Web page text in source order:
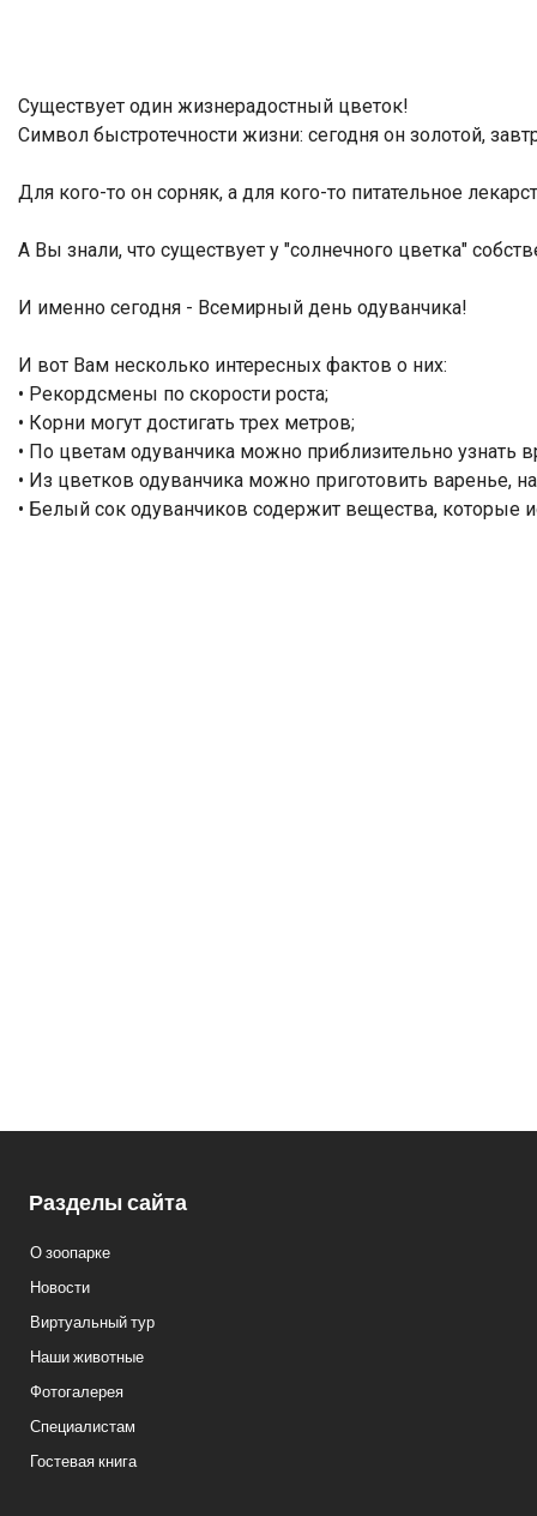
Существует один жизнерадостный цветок!
Символ быстротечности жизни: сегодня он золотой,
Для кого-то он сорняк, а для кого-то питательное
А Вы знали, что существует у "солнечного цветка"
И именно сегодня - Всемирный день одуванчика!
И вот Вам несколько интересных фактов о них:
• Рекордсмены по скорости роста;
• Корни могут достигать трех метров;
• По цветам одуванчика можно приблизительно узнать
• Из цветков одуванчика можно приготовить варенье,
• Белый сок одуванчиков содержит вещества,
Разделы сайта
О зоопарке
Новости
Виртуальный тур
Наши животные
Фотогалерея
Специалистам
Гостевая книга